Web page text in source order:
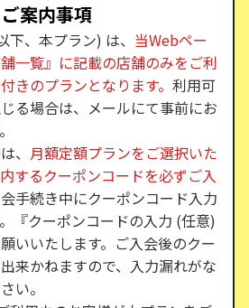
ご案内事項
、本プラン) は、 当Webペー
一覧』に記載の店舗のみをご利
きのプランとなります。 利用可
る場合は、メールにて事前にお
、 月額定額プランをご選択いた
するクーポンコードを必ずご入
手続き中にクーポンコード入力
『クーポンコードの入力 (任意)
いいたします。ご入会後のクー
来かねますので、入力漏れがな
い。